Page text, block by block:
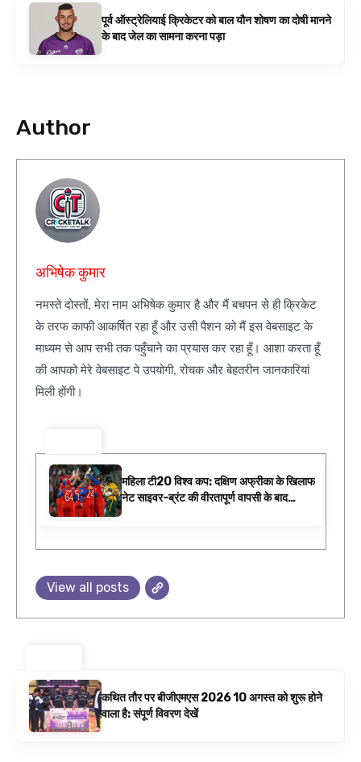
पूर्व ऑस्ट्रेलियाई क्रिकेटर को बाल यौन शोषण का दोषी मानने
के बाद जेल का सामना करना पड़ा
Author
अभिषेक कुमार
नमस्ते दोस्तों, मेरा नाम अभिषेक कुमार है और मैं बचपन से ही क्रिकेट
के तरफ काफी आकर्षित रहा हूँ और उसी पैशन को मैं इस वेबसाइट के
माध्यम से आप सभी तक पहुँचाने का प्रयास कर रहा हूँ। आशा करता हूँ
की आपको मेरे वेबसाइट पे उपयोगी, रोचक और बेहतरीन जानकारियां
मिली होंगी।
महिला टी20 विश्व कप: दक्षिण अफ्रीका के खिलाफ
नेट साइवर-ब्रंट की वीरतापूर्ण वापसी के बाद
फाइनल में इंग्लैंड बनाम ऑस्ट्रेलिया है | क्रिकेट
View all posts
कथित तौर पर बीजीएमएस 2026 10 अगस्त को शुरू होने
वाला है: संपूर्ण विवरण देखें